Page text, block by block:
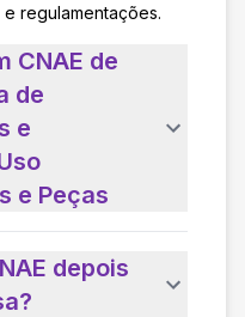
regulamentações.
CNAE de
de
e
e Peças
depois